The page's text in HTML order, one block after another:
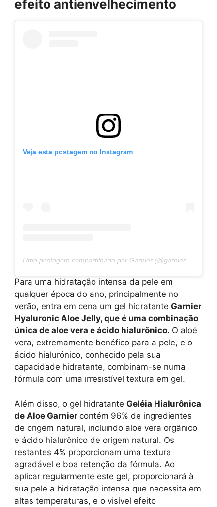
efeito antienvelhecimento
Veja esta postagem no Instagram
Uma postagem compartilhada por Garnier (@garnier_bg)
Para uma hidratação intensa da pele em
qualquer época do ano, principalmente no
verão, entra em cena um gel hidratante Garnier
Hyaluronic Aloe Jelly, que é uma combinação
única de aloe vera e ácido hialurônico. O aloé
vera, extremamente benéfico para a pele, e o
ácido hialurónico, conhecido pela sua
capacidade hidratante, combinam-se numa
fórmula com uma irresistível textura em gel.
Além disso, o gel hidratante Geléia Hialurônica
de Aloe Garnier contém 96% de ingredientes
de origem natural, incluindo aloe vera orgânico
e ácido hialurônico de origem natural. Os
restantes 4% proporcionam uma textura
agradável e boa retenção da fórmula. Ao
aplicar regularmente este gel, proporcionará à
sua pele a hidratação intensa que necessita em
altas temperaturas, e o visível efeito